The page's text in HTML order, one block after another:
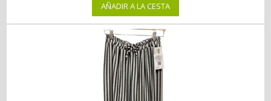
AÑADIR A LA CESTA